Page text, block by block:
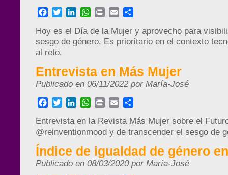
Facebook
TwitterLinkedInWhatsApp
Print Email
Hoy es el Día de la Mujer y aprovecho para
sesgo de género. Es prioritario en el contexto
al reto.
Entrevista en Más Mujer
Publicado en 06/11/2022 por María-José
Facebook
TwitterLinkedInWhatsApp
Print Email
Entrevista en la Revista Más Mujer sobre el
@reinventionmood y de transcender el sesgo de
Índice de igualdad de género
Publicado en 08/03/2020 por María-José